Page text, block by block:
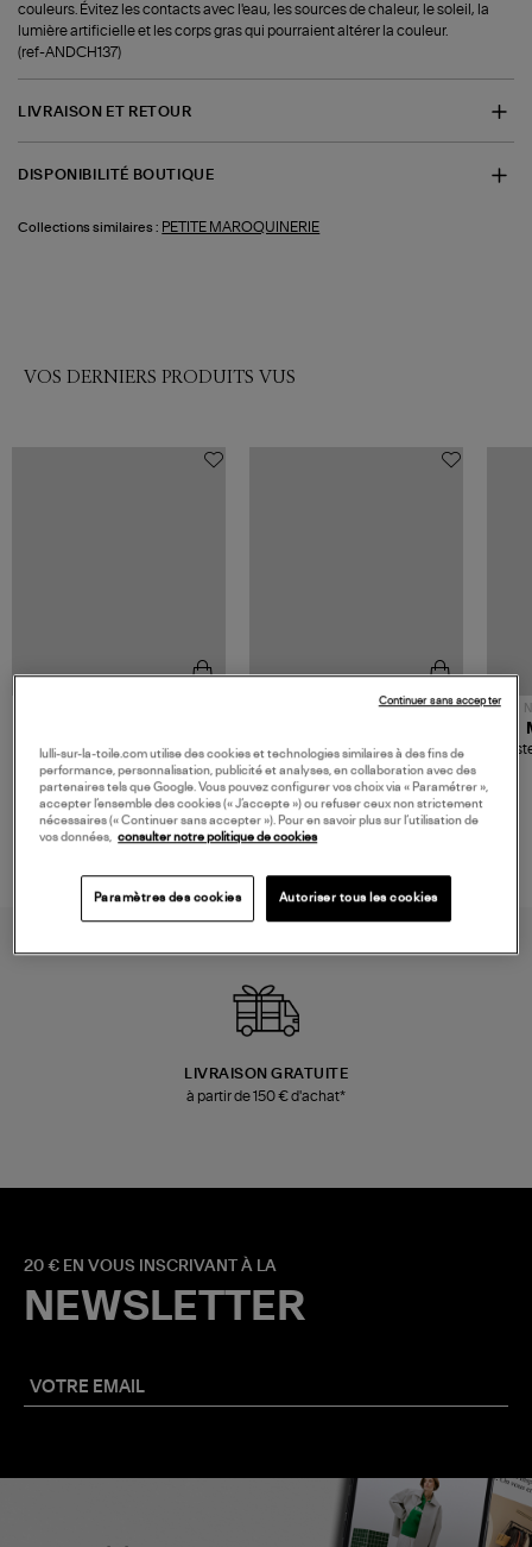
couleurs. Évitez les contacts avec l'eau, les sources de chaleur, le soleil, la
lumière artificielle et les corps gras qui pourraient altérer la couleur.
(ref-ANDCH137)
LIVRAISON ET RETOUR
DISPONIBILITÉ BOUTIQUE
Collections similaires : PETITE MAROQUINERIE
VOS DERNIERS PRODUITS VUS
480,00 €
Sac Bobi S Cuir Lamé
Champagne
NOUVELLE COLLECTION
189,00 €
Mocassins Killian Sport
Mousse
LIVRAISON GRATUITE
à partir de 150 € d'achat*
20 € EN VOUS INSCRIVANT À LA
NEWSLETTER
lulli-sur-la-toile.com utilise des cookies et technologies similaires à des fins de
performance, personnalisation, publicité et analyses, en collaboration avec des
partenaires tels que Google. Vous pouvez configurer vos choix via « Paramétrer »,
accepter l’ensemble des cookies (« J’accepte ») ou refuser ceux non strictement
nécessaires (« Continuer sans accepter »). Pour en savoir plus sur l’utilisation de
vos données, consulter notre politique de cookies
Paramètres des cookies Autoriser tous les cookies
Continuer sans accepter